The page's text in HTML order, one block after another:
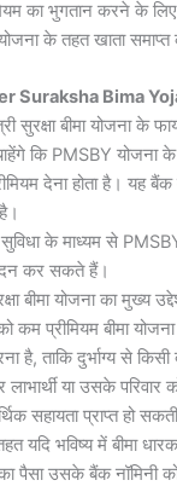
का भुगतान करने के लिए
के तहत खाता समाप्त
Suraksha Bima
सुरक्षा बीमा योजना के
कि PMSBY योजना
देना होता है। यह बैंक
के माध्यम से
कर सकते हैं।
बीमा योजना का मुख्य
कम प्रीमियम बीमा
है, ताकि दुर्भाग्य से किसी
लाभार्थी या उसके परिवार
सहायता प्राप्त हो
यदि भविष्य में बीमा
का पैसा उसके बैंक नॉमिनी